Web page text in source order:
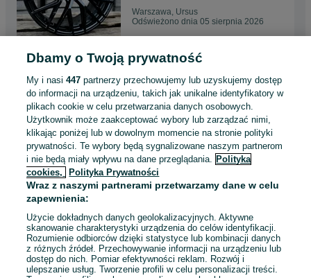
Warszawa, Ursus
Odświeżono dnia 05 sierpnia 2026
alufelgi r18 5x108 Citroen
NOWE! DS3 DS4 DS5 DS7 C4
5 C6 Aircross
2 599 zł
Warszawa, Ursus
Odświeżono dnia 05 sierpnia 2026
alufelgi r18 5x112 VW ORYG
Phaeton Passat Tiguan
Warszawa, Ursus
Odświeżono dnia 05 sierpnia 2026
Dbamy o Twoją prywatność
My i nasi447 partnerzy przechowujemy lub uzyskujemy dostęp
do informacji na urządzeniu, takich jak unikalne identyfikatory w
plikach cookie w celu przetwarzania danych osobowych.
Użytkownik może zaakceptować wybory lub zarządzać nimi,
klikając poniżej lub w dowolnym momencie na stronie polityki
prywatności. Te wybory będą sygnalizowane naszym partnerom
i nie będą miały wpływu na dane przeglądania. Polityka
cookies,
Polityka Prywatności
Wraz z naszymi partnerami przetwarzamy dane w celu
zapewnienia:
Użycie dokładnych danych geolokalizacyjnych. Aktywne
skanowanie charakterystyki urządzenia do celów identyfikacji.
Rozumienie odbiorców dzięki statystyce lub kombinacji danych
z różnych źródeł. Przechowywanie informacji na urządzeniu lub
dostęp do nich. Pomiar efektywności reklam. Rozwój i
ulepszanie usług. Tworzenie profili w celu personalizacji treści.